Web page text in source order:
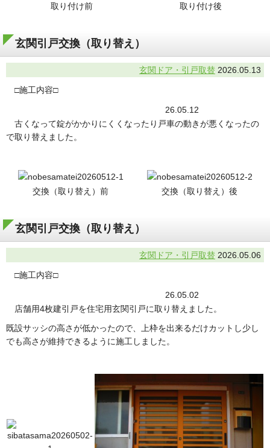
取り付け前 取り付け後
玄関引戸交換（取り替え）
玄関ドア・引戸取替 2026.05.13
□施工内容□
26.05.12
古くなって錠がかかりにくくなったり戸車の動きが悪くなったの
で取り替えました。
交換（取り替え）前 交換（取り替え）後
玄関引戸交換（取り替え）
玄関ドア・引戸取替 2026.05.06
□施工内容□
26.05.02
店舗用4枚建引戸を住宅用玄関引戸に取り替えました。
既設サッシの高さが低かったので、上枠を出来るだけカットし少し
でも高さが維持できるように施工しました。